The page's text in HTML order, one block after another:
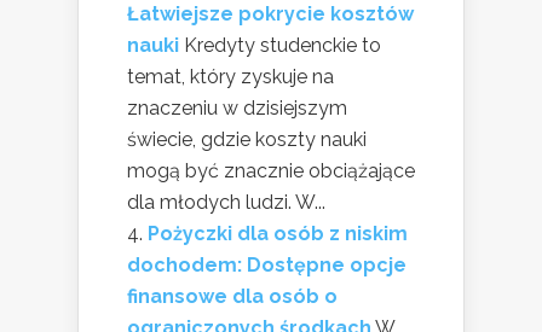
Łatwiejsze pokrycie kosztów
nauki Kredyty studenckie to
temat, który zyskuje na
znaczeniu w dzisiejszym
świecie, gdzie koszty nauki
mogą być znacznie obciążające
dla młodych ludzi. W...
Pożyczki dla osób z niskim
dochodem: Dostępne opcje
finansowe dla osób o